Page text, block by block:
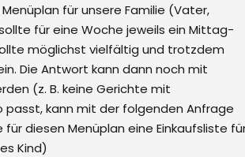
für unsere Familie (Vater,
für eine Woche jeweils ein Mittag-
möglichst vielfältig und trotzdem
Die Antwort kann dann noch mit
(z. B. keine Gerichte mit
passt, kann mit der folgenden Anfrage
diesen Menüplan eine Einkaufsliste
Kind)